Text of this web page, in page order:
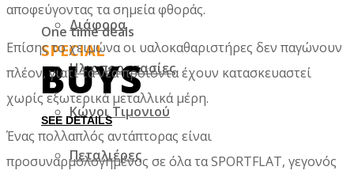
Διάφορα
Ηλιοπροστασίες
Κώνοι Τιμονιού
Πεταλιέρες
One time deals
SPECIAL
BUYS
SEE DETAILS
αποφεύγοντας τα σημεία φθοράς.
Επίσης το χειμώνα οι υαλοκαθαριστήρες δεν παγώνουν
πλέον, γιατί τα νέα προϊόντα έχουν κατασκευαστεί
χωρίς εξωτερικά μεταλλικά μέρη.
Ένας πολλαπλός αντάπτορας είναι
προσυναρμολογημένος σε όλα τα SPORTFLAT, γεγονός